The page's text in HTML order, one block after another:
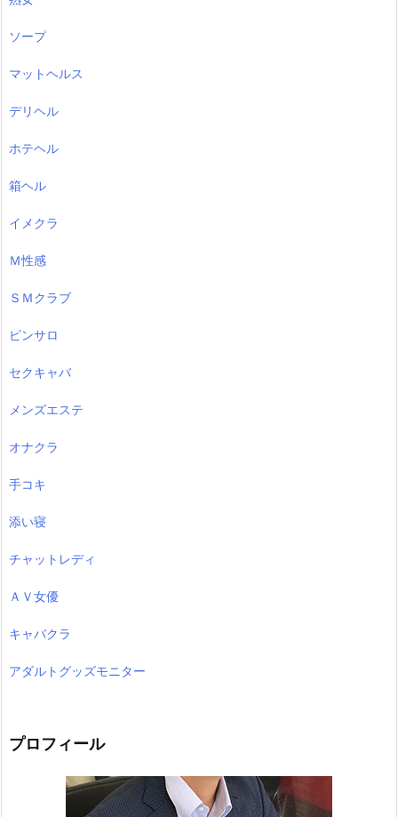
ソープ
マットヘルス
デリヘル
ホテヘル
箱ヘル
イメクラ
Ｍ性感
ＳＭクラブ
ピンサロ
セクキャバ
メンズエステ
オナクラ
手コキ
添い寝
チャットレディ
ＡＶ女優
キャバクラ
アダルトグッズモニター
プロフィール